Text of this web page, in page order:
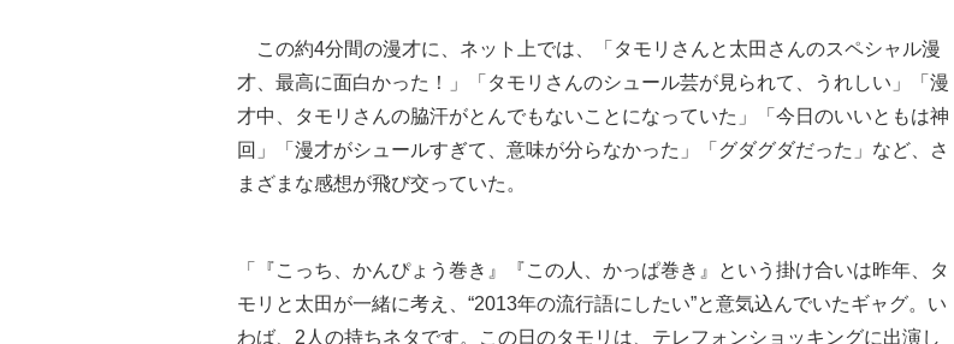
この約4分間の漫才に、ネット上では、「タモリさんと太田さんのスペシャル漫
才、最高に面白かった！」「タモリさんのシュール芸が見られて、うれしい」「漫
才中、タモリさんの脇汗がとんでもないことになっていた」「今日のいいともは神
回」「漫才がシュールすぎて、意味が分らなかった」「グダグダだった」など、さ
まざまな感想が飛び交っていた。
「『こっち、かんぴょう巻き』『この人、かっぱ巻き』という掛け合いは昨年、タ
モリと太田が一緒に考え、“2013年の流行語にしたい”と意気込んでいたギャグ。い
わば、2人の持ちネタです。この日のタモリは、テレフォンショッキングに出演し